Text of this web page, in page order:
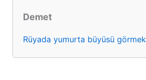
Demet
Rüyada yumurta büyüsü görmek